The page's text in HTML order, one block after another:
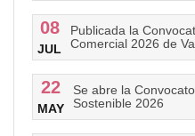
08
JUL
Publicada la
Comercial 2026 de
22
MAY
Se abre la
Sostenible 2026